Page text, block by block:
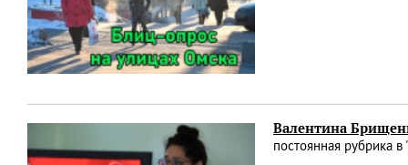
Валентина
постоянная рубрика